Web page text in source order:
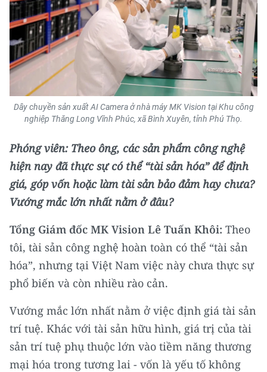
Dây chuyền sản xuất AI Camera ở nhà máy MK Vision tại Khu công
nghiệp Thăng Long Vĩnh Phúc, xã Bình Xuyên, tỉnh Phú Thọ.
Phóng viên: Theo ông, các sản phẩm công nghệ
hiện nay đã thực sự có thể “tài sản hóa” để định
giá, góp vốn hoặc làm tài sản bảo đảm hay chưa?
Vướng mắc lớn nhất nằm ở đâu?
Tổng Giám đốc MK Vision Lê Tuấn Khôi: Theo
tôi, tài sản công nghệ hoàn toàn có thể “tài sản
hóa”, nhưng tại Việt Nam việc này chưa thực sự
phổ biến và còn nhiều rào cản.
Vướng mắc lớn nhất nằm ở việc định giá tài sản
trí tuệ. Khác với tài sản hữu hình, giá trị của tài
sản trí tuệ phụ thuộc lớn vào tiềm năng thương
mại hóa trong tương lai - vốn là yếu tố không